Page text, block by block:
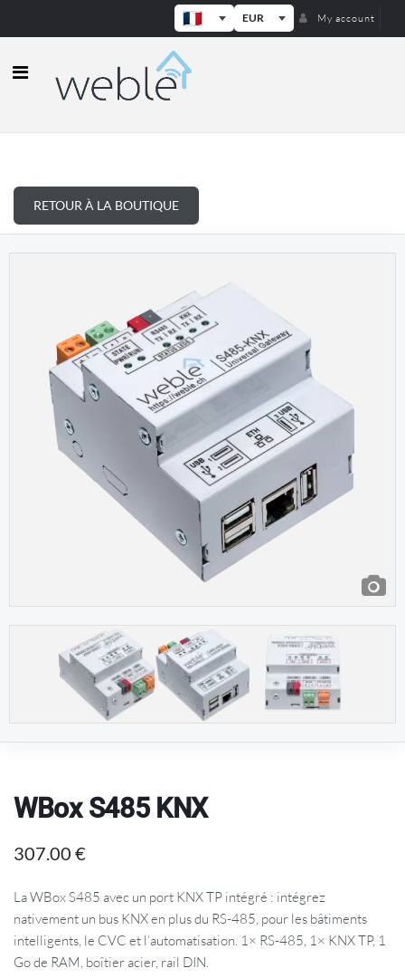
EUR My account
Weble — Passerelles IoT
RETOUR À LA BOUTIQUE
WBox S485 KNX
307.00 €
La WBox S485 avec un port KNX TP intégré : intégrez
nativement un bus KNX en plus du RS-485, pour les bâtiments
intelligents, le CVC et l’automatisation. 1× RS-485, 1× KNX TP, 1
Go de RAM, boîtier acier, rail DIN.